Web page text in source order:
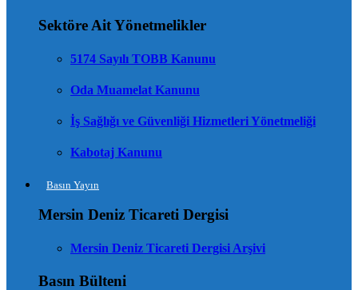
Sektöre Ait Yönetmelikler
5174 Sayılı TOBB Kanunu
Oda Muamelat Kanunu
İş Sağlığı ve Güvenliği Hizmetleri Yönetmeliği
Kabotaj Kanunu
Basın Yayın
Mersin Deniz Ticareti Dergisi
Mersin Deniz Ticareti Dergisi Arşivi
Basın Bülteni